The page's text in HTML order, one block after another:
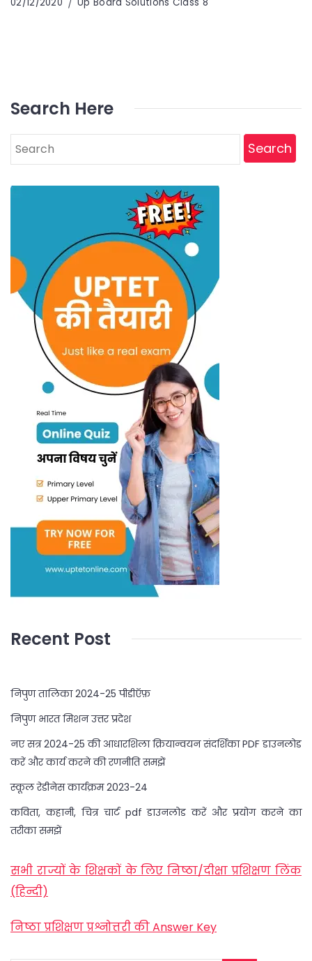
Search Here
Search
for:
Recent Post
निपुण तालिका 2024-25 पीडीऍफ़
निपुण भारत मिशन उत्तर प्रदेश
नए सत्र 2024-25 की आधारशिला क्रियान्वयन संदर्शिका PDF डाउनलोड
करें और कार्य करने की रणनीति समझें
स्कूल रेडीनेस कार्यक्रम 2023-24
कविता, कहानी, चित्र चार्ट pdf डाउनलोड करें और प्रयोग करने का
तरीका समझें
सभी राज्यों के शिक्षकों के लिए निष्ठा/दीक्षा प्रशिक्षण लिंक
(हिन्दी)
निष्ठा प्रशिक्षण प्रश्नोत्तरी की Answer Key